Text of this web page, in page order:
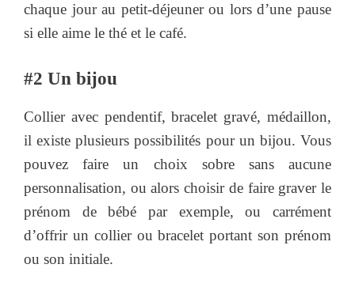
chaque jour au petit-déjeuner ou lors d’une pause
si elle aime le thé et le café.
#2 Un bijou
Collier avec pendentif, bracelet gravé, médaillon,
il existe plusieurs possibilités pour un bijou. Vous
pouvez faire un choix sobre sans aucune
personnalisation, ou alors choisir de faire graver le
prénom de bébé par exemple, ou carrément
d’offrir un collier ou bracelet portant son prénom
ou son initiale.